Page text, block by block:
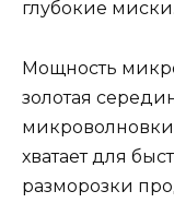
глубокие миски.
Мощность
золотая
хватает для
разморозки